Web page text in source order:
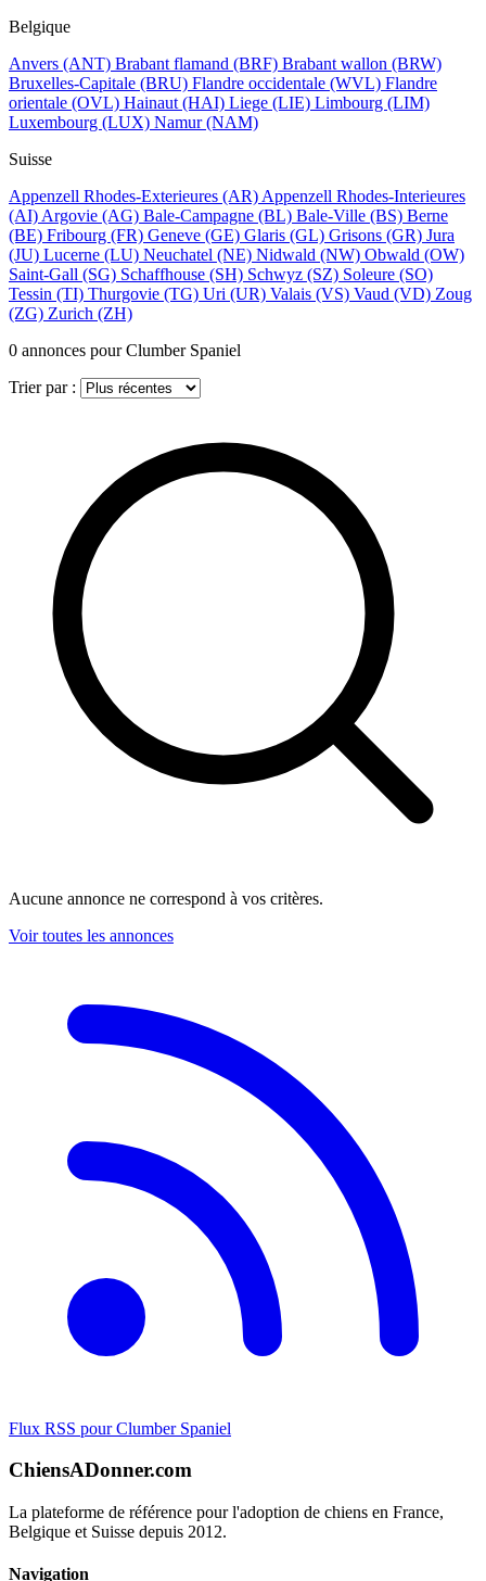
Belgique
Anvers (ANT) Brabant flamand (BRF) Brabant wallon (BRW)
Bruxelles-Capitale (BRU) Flandre occidentale (WVL) Flandre
orientale (OVL) Hainaut (HAI) Liege (LIE) Limbourg (LIM)
Luxembourg (LUX) Namur(NAM)
Suisse
Appenzell Rhodes-Exterieures (AR) Appenzell Rhodes-Interieures
(AI) Argovie (AG) Bale-Campagne (BL) Bale-Ville (BS) Berne
(BE) Fribourg (FR) Geneve (GE) Glaris (GL) Grisons (GR) Jura
(JU) Lucerne (LU) Neuchatel (NE) Nidwald (NW) Obwald (OW)
Saint-Gall (SG) Schaffhouse (SH) Schwyz (SZ) Soleure (SO)
Tessin (TI) Thurgovie (TG) Uri (UR) Valais (VS) Vaud (VD) Zoug
(ZG) Zurich (ZH)
0 annonces pour Clumber Spaniel
Trier par :
Aucune annonce ne correspond à vos critères.
Voir toutes les annonces
Flux RSS pour Clumber Spaniel
ChiensADonner.com
La plateforme de référence pour l'adoption de chiens en France,
Belgique et Suisse depuis 2012.
Navigation